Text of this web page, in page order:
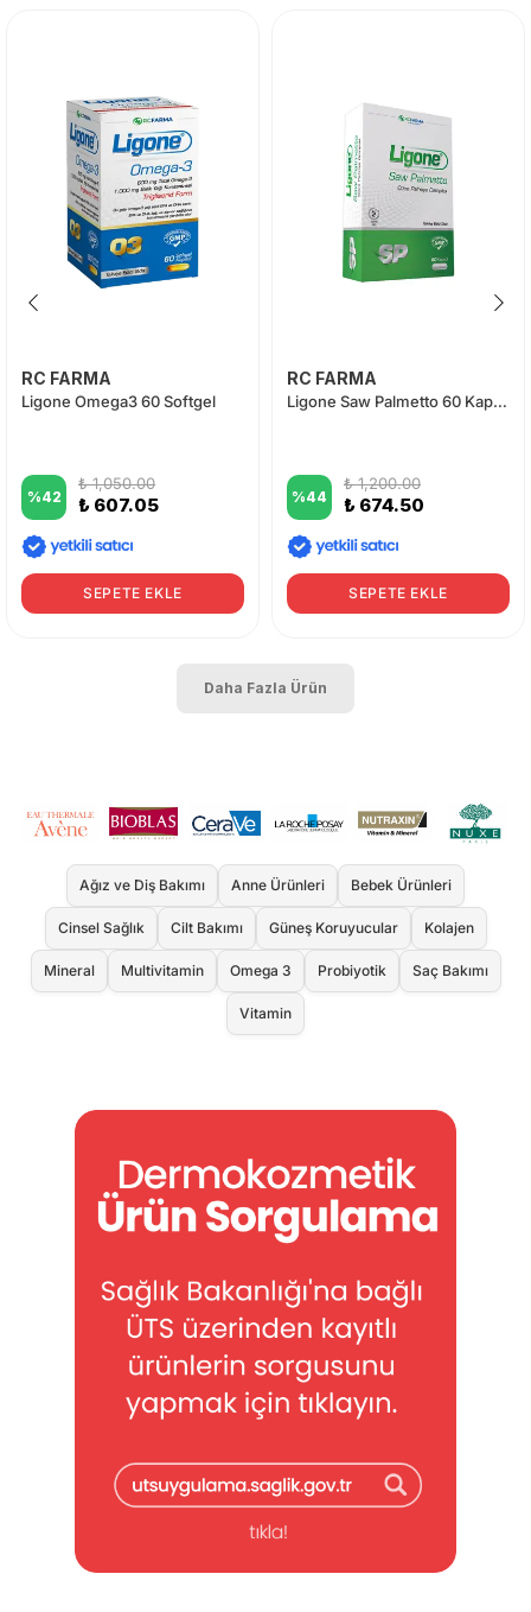
RC FARMA
Ligone Omega3 60 Softgel
%42
₺ 1,050.00
₺ 607.05
SEPETE EKLE
RC FARMA
Ligone Saw Palmetto 60 Kapsül
%44
₺ 1,200.00
₺ 674.50
SEPETE EKLE
Daha Fazla Ürün
Ağız ve Diş Bakımı Anne Ürünleri Bebek Ürünleri
Cinsel Sağlık Cilt Bakımı Güneş Koruyucular Kolajen
Mineral Multivitamin Omega 3 Probiyotik Saç Bakımı
Vitamin